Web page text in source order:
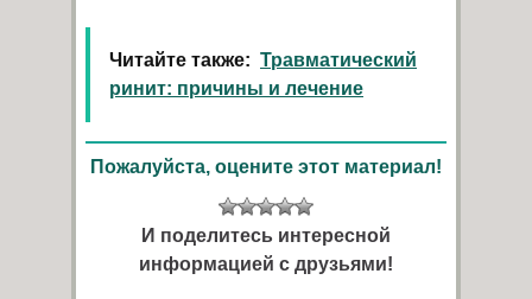
Читайте также: Травматический
ринит: причины и лечение
Пожалуйста, оцените этот материал!
И поделитесь интересной
информацией с друзьями!